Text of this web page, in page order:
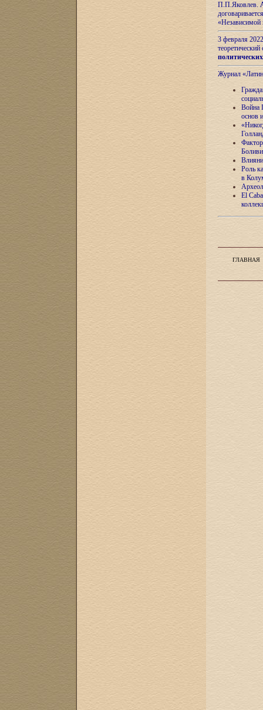
П.П.Яковлев.
«Независимой
3 февраля
теоретический
Журнал
Война
основ
Роль
в
El
ГЛАВНАЯ